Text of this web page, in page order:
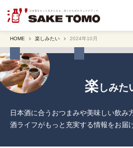
HOME 楽しみたい 2024年10月
楽しみた
日本酒に合うおつまみや美味しい飲み
酒ライフがもっと充実する情報をお届